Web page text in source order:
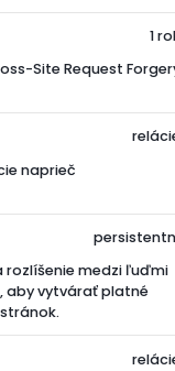
Site Request
1
naprieč
rozlíšenie medzi ľuďmi
aby vytvárať platné